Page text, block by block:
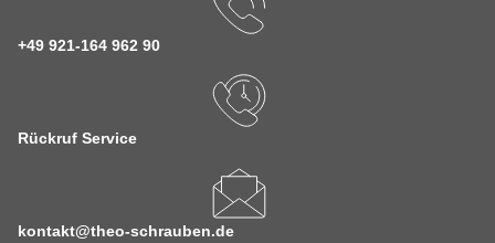
+49 921-164 962 90
Rückruf Service
kontakt@theo-schrauben.de